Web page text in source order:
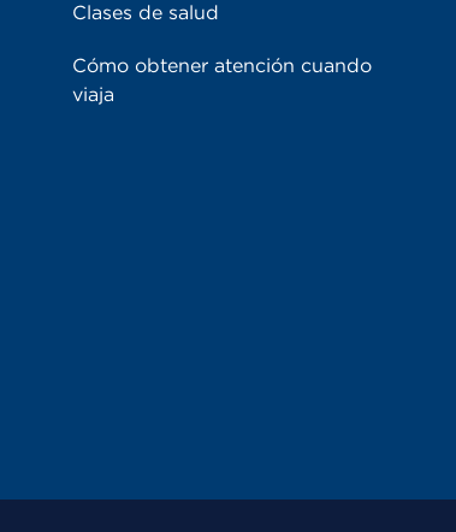
Clases de salud
Cómo obtener atención cuando
viaja